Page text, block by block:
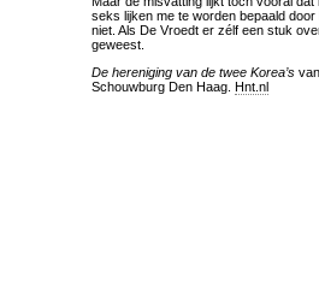
seks lijken me te worden bepaald
niet. Als De Vroedt er zélf een stuk
geweest.
De hereniging van de twee Korea’s
Schouwburg Den Haag. Hnt.nl